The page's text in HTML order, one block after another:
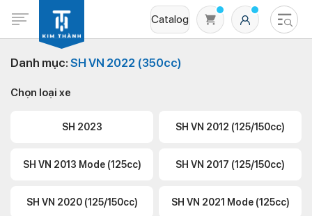
Catalog
Danh mục: SH VN 2022 (350cc)
Chọn loại xe
SH 2023 SH VN 2012 (125/150cc)
SH VN 2013 Mode (125cc) SH VN 2017 (125/150cc)
SH VN 2020 (125/150cc) SH VN 2021 Mode (125cc)